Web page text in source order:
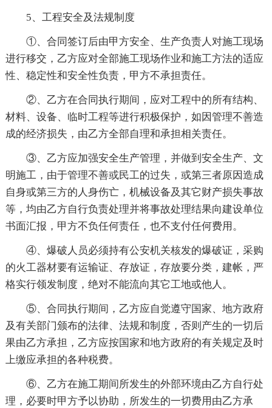
5、工程安全及法规制度
①、合同签订后由甲方安全、生产负责人对施工现场
进行移交，乙方应对全部施工现场作业和施工方法的适应
性、稳定性和安全性负责，甲方不承担责任。
②、乙方在合同执行期间，应对工程中的所有结构、
材料、设备、临时工程等进行积极保护，如因管理不善造
成的经济损失，由乙方全部自理和承担相关责任。
③、乙方应加强安全生产管理，并做到安全生产、文
明施工，由于管理不善或民工的过失，或第三者原因造成
自身或第三方的人身伤亡，机械设备及其它财产损失事故
等，均由乙方自行负责处理并将事故处理结果向建设单位
书面汇报，甲方不负任何责任，也不支付任何费用。
④、爆破人员必须持有公安机关核发的爆破证，采购
的火工器材要有运输证、存放证，存放要分类，建帐，严
格实行领发制度，绝对不能流向其它工地或他人。
⑤、合同执行期间，乙方应自觉遵守国家、地方政府
及有关部门颁布的法律、法规和制度，否则产生的一切后
果由乙方承担，乙方应按国家和地方政府的有关规定及时
上缴应承担的各种税费。
⑥、乙方在施工期间所发生的外部环境由乙方自行处
理，必要时甲方予以协助，所发生的一切费用由乙方承